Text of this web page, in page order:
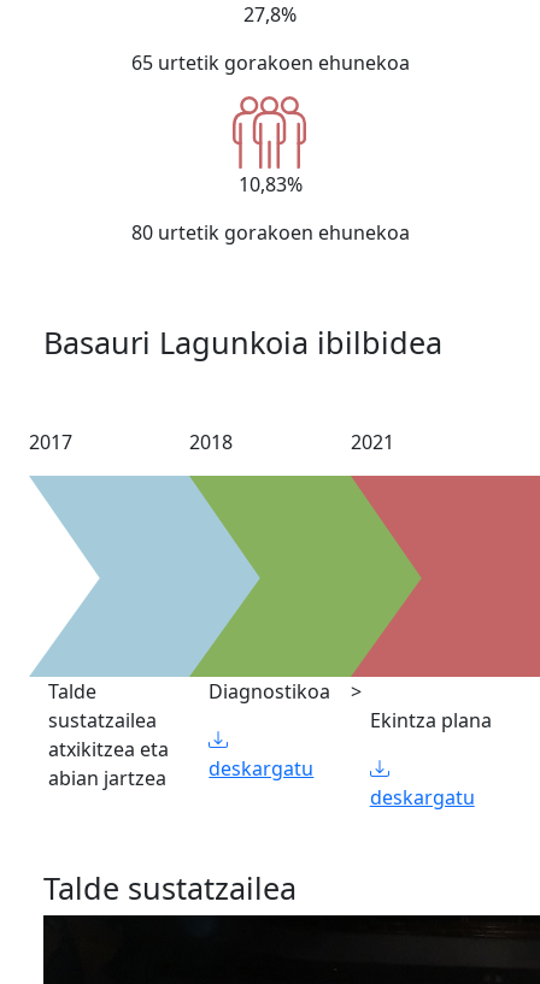
27,8%
65 urtetik gorakoen ehunekoa
10,83%
80 urtetik gorakoen ehunekoa
Basauri Lagunkoia ibilbidea
2017
Talde
sustatzailea
atxikitzea eta
abian jartzea
2018
Diagnostikoa
deskargatu
2021
>
Ekintza plana
deskargatu
Talde sustatzailea